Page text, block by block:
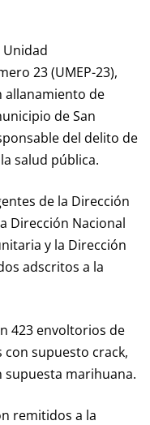
Unidad
23 (UMEP-23),
de
de San
del delito de
salud pública.
de la Dirección
Dirección Nacional
y la Dirección
adscritos a la
423 envoltorios de
supuesto crack,
supuesta marihuana.
remitidos a la